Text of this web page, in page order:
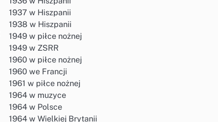
1937 w Hiszpanii
1938 w Hiszpanii
1949 w piłce nożnej
1949 w ZSRR
1960 w piłce nożnej
1960 we Francji
1961 w piłce nożnej
1964 w muzyce
1964 w Polsce
1964 w Wielkiej Brytanii